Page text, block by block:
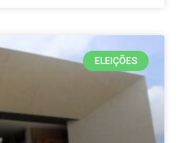
ELEIÇÕES